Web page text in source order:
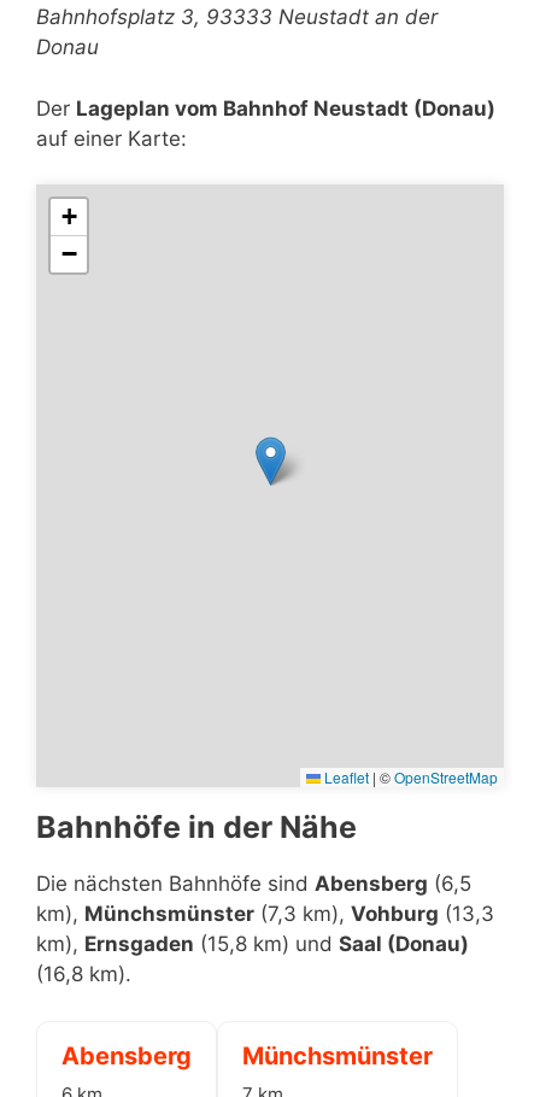
Bahnhofsplatz 3, 93333 Neustadt an der
Donau
Der Lageplan vom Bahnhof Neustadt (Donau)
auf einer Karte:
+
−
Leaflet | ©OpenStreetMap
Bahnhöfe in der Nähe
Die nächsten Bahnhöfe sind Abensberg (6,5
km), Münchsmünster (7,3 km), Vohburg (13,3
km), Ernsgaden (15,8 km) und Saal (Donau)
(16,8 km).
Abensberg Münchsmünster